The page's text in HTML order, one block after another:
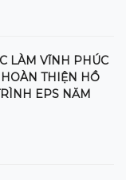
LÀM VĨNH PHÚC
THIỆN HỒ
EPS NĂM